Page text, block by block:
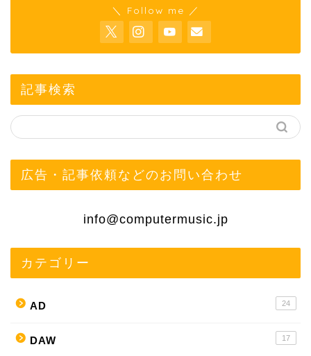
＼ Follow me ／
記事検索
広告・記事依頼などのお問い合わせ
info@computermusic.jp
カテゴリー
AD 24
DAW 17